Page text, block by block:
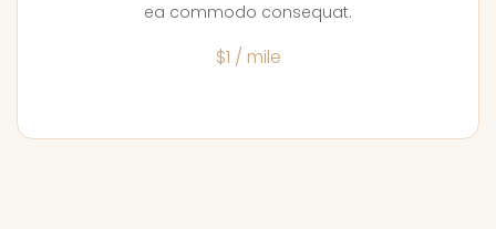
ea commodo consequat.
$1 / mile